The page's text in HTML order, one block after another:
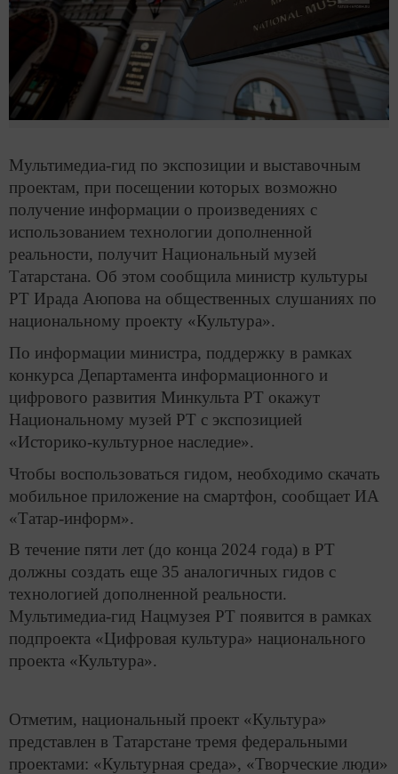
Мультимедиа-гид по экспозиции и выставочным
проектам, при посещении которых возможно
получение информации о произведениях с
использованием технологии дополненной
реальности, получит Национальный музей
Татарстана. Об этом сообщила министр культуры
РТ Ирада Аюпова на общественных слушаниях по
национальному проекту «Культура».
По информации министра, поддержку в рамках
конкурса Департамента информационного и
цифрового развития Минкульта РТ окажут
Национальному музей РТ с экспозицией
«Историко-культурное наследие».
Чтобы воспользоваться гидом, необходимо скачать
мобильное приложение на смартфон, сообщает ИА
«Татар-информ».
В течение пяти лет (до конца 2024 года) в РТ
должны создать еще 35 аналогичных гидов с
технологией дополненной реальности.
Мультимедиа-гид Нацмузея РТ появится в рамках
подпроекта «Цифровая культура» национального
проекта «Культура».
Отметим, национальный проект «Культура»
представлен в Татарстане тремя федеральными
проектами: «Культурная среда», «Творческие люди»